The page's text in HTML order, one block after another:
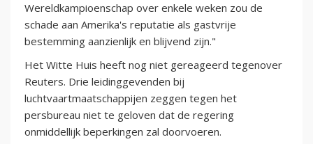
Wereldkampioenschap over enkele weken zou de
schade aan Amerika's reputatie als gastvrije
bestemming aanzienlijk en blijvend zijn."
Het Witte Huis heeft nog niet gereageerd tegenover
Reuters. Drie leidinggevenden bij
luchtvaartmaatschappijen zeggen tegen het
persbureau niet te geloven dat de regering
onmiddellijk beperkingen zal doorvoeren.